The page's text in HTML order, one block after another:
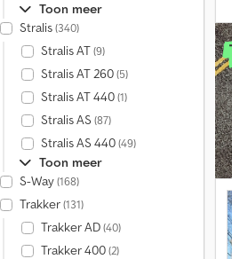
Toon meer
Stralis(340)
Stralis AT(9)
Stralis AT 260(5)
Stralis AT 440(1)
Stralis AS (87)
Stralis AS 440(49)
Toon meer
S-Way(168)
Trakker(131)
Trakker AD(40)
Trakker 400(2)